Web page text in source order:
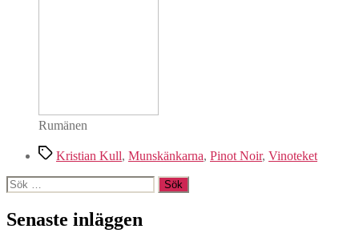
Rumänen
Etiketter
Kristian Kull, Munskänkarna, Pinot Noir, Vinoteket
Sök
efter:
Senaste inläggen